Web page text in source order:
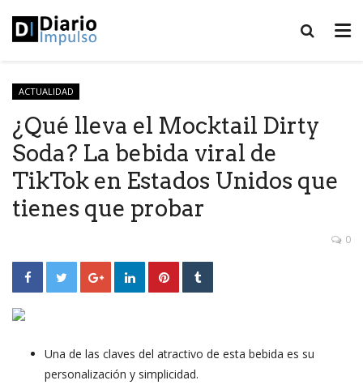
ACTUALIDAD
¿Qué lleva el Mocktail Dirty
Soda? La bebida viral de
TikTok en Estados Unidos que
tienes que probar
0
Una de las claves del atractivo de esta bebida es su
personalización y simplicidad.